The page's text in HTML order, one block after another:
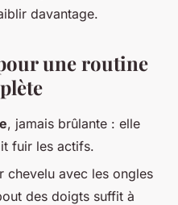
davantage.
une routine
, jamais brûlante : elle
fuir les actifs.
chevelu avec les ongles
des doigts suffit à